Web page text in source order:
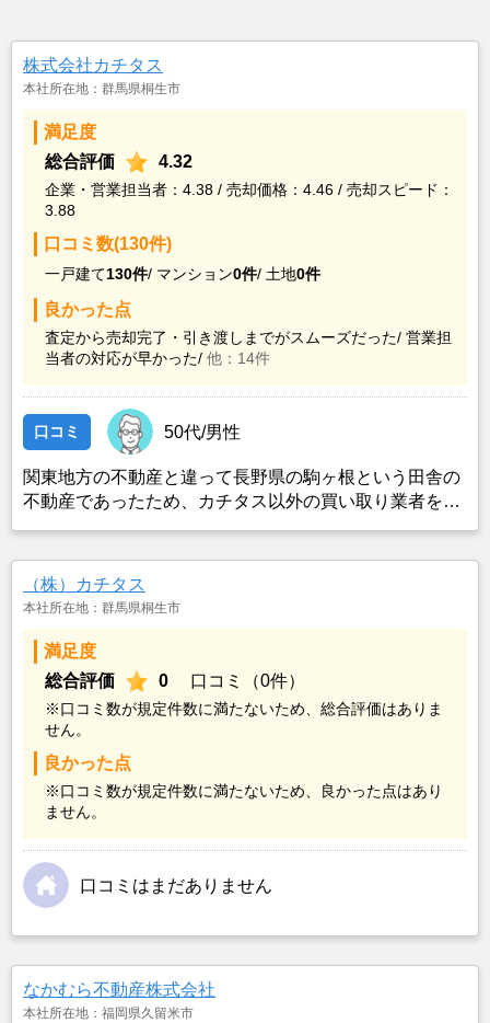
株式会社カチタス
本社所在地：群馬県桐生市
満足度
総合評価
4.32
企業・営業担当者：4.38 / 売却価格：4.46 / 売却スピード：
3.88
口コミ数(130件)
一戸建て130件/ マンション0件/ 土地0件
良かった点
査定から売却完了・引き渡しまでがスムーズだった/ 営業担
当者の対応が早かった/ 他：14件
口コミ 50代/男性
関東地方の不動産と違って長野県の駒ヶ根という田舎の
不動産であったため、カチタス以外の買い取り業者をみ
も空き家の状態で不動産を残しておけないと考えて売却
を決めた。
（株）カチタス
本社所在地：群馬県桐生市
満足度
総合評価
0 口コミ（0件）
※口コミ数が規定件数に満たないため、総合評価はありま
せん。
良かった点
※口コミ数が規定件数に満たないため、良かった点はあり
ません。
口コミはまだありません
なかむら不動産株式会社
本社所在地：福岡県久留米市